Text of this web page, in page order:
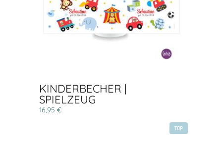
KINDERBECHER |
SPIELZEUG
16,95 €
TOP